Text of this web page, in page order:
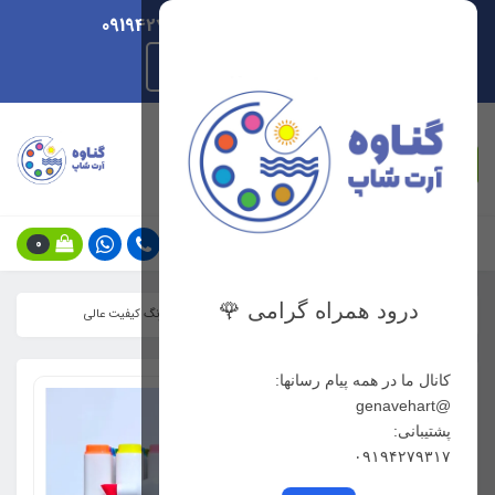
درود همراه گرامی 🌹
کانال ما در همه پیام رسانها:
@genavehart
پشتیبانی:
۰۹۱۹۴۲۷۹۳۱۷
جستجو
0
فهرست محصولات ماژیک راندو نیوتاچ ژیائویی 60 رنگ کیفیت عالی